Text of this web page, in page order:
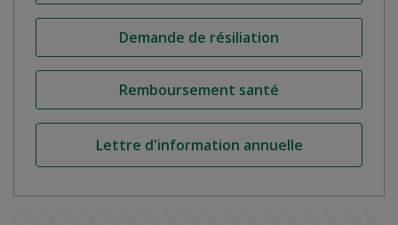
Demande de résiliation
Remboursement santé
Lettre d'information annuelle